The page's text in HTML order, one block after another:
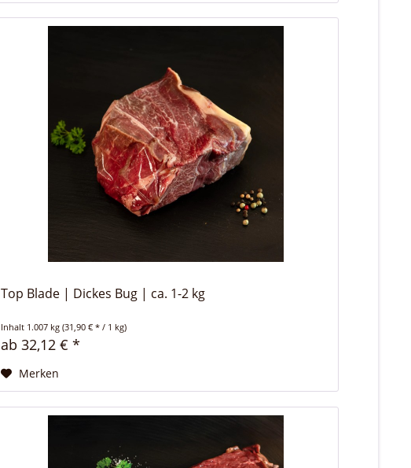
Top Blade | Dickes Bug | ca. 1-2 kg
Inhalt 1.007 kg(31,90 € * / 1 kg)
ab 32,12 € *
Merken